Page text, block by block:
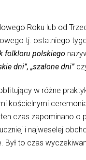
Roku lub od
tj. ostatniego
folkloru polskiego
dni”, „szalone dni”
w różne
kościelnymi
czas zapominano o
i najweselej
Był to czas